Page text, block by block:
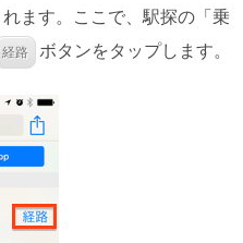
ます。ここで、駅探の「乗
経路 ボタンをタップします。